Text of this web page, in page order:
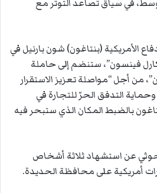
الأمريكية (بنتاغون) شون بارنيل في
فينسون”، ستنضم إلى حاملة
من أجل “مواصلة تعزيز الاستقرار
التدفق الحرّ للتجارة في
بالضبط المكان الذي ستبحر فيه
عن استشهاد ثلاثة أشخاص
أمريكية على محافظة الحديدة.